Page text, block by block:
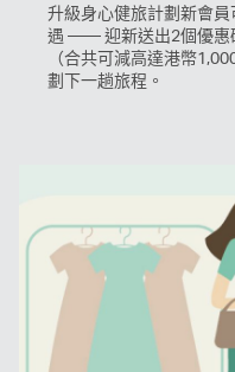
升級身心健旅計劃新會
遇 —— 迎新送出2個優惠
（合共可減高達港幣
劃下一趟旅程。